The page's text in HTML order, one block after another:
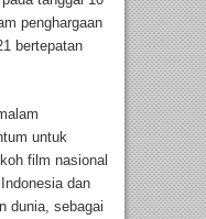
penghargaan
bertepatan
untuk
film nasional
dan
dunia, sebagai